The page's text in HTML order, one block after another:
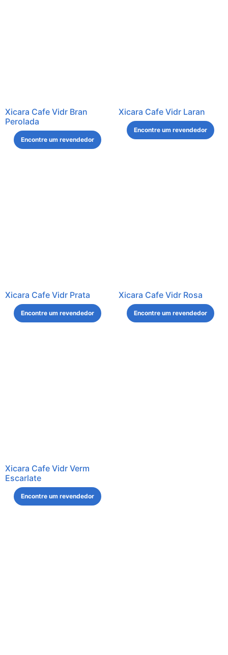
Xicara Cafe Vidr Bran
Perolada
Encontre um revendedor
Xicara Cafe Vidr Laran
Encontre um revendedor
Xicara Cafe Vidr Prata
Encontre um revendedor
Xicara Cafe Vidr Rosa
Encontre um revendedor
Xicara Cafe Vidr Verm
Escarlate
Encontre um revendedor